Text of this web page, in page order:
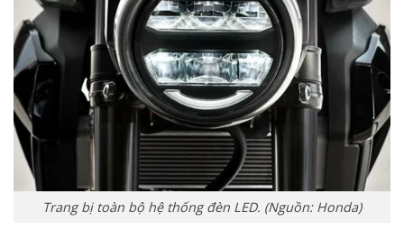
Trang bị toàn bộ hệ thống đèn LED. (Nguồn: Honda)